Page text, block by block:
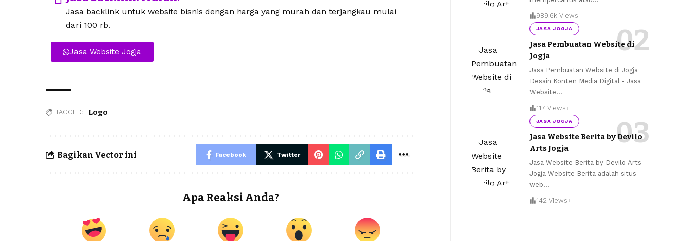
Jasa backlink untuk website bisnis dengan harga yang murah dan terjangkau mulai
dari 100 rb.
Jasa Website Jogja
TAGGED: Logo
Bagikan Vector ini Facebook Twitter
Apa Reaksi Anda?
989.6k Views
JASA JOGJA
Jasa Pembuatan Website di
Jogja
Jasa Pembuatan Website di Jogja
Desain Konten Media Digital - Jasa
Website…
117 Views
JASA JOGJA
Jasa Website Berita by Devilo
Arts Jogja
Jasa Website Berita by Devilo Arts
Jogja Website Berita adalah situs
web…
142 Views